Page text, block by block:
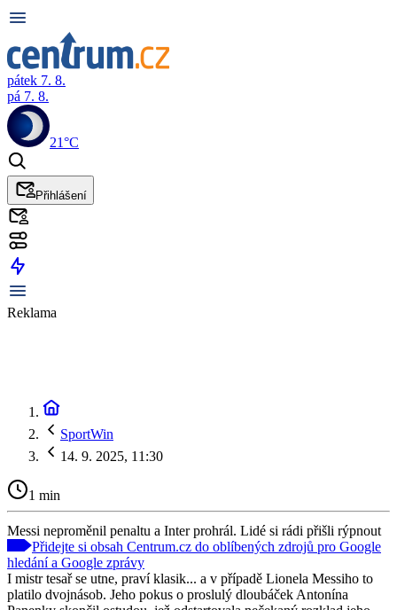
pátek 7. 8.
pá 7. 8.
21°C
Přihlášení
Reklama
SportWin
14. 9. 2025, 11:30
1 min
Messi neproměnil penaltu a Inter prohrál. Lidé si rádi přišli rýpnout
Přidejte si obsah Centrum.cz do oblíbených zdrojů pro Google
hledání a Google zprávy
I mistr tesař se utne, praví klasik... a v případě Lionela Messiho to
platilo dvojnásob. Jeho pokus o proslulý dloubáček Antonína